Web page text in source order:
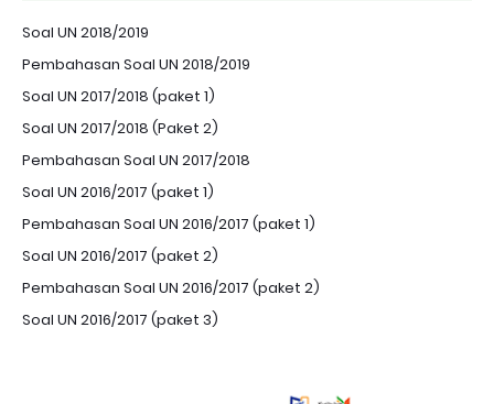
Soal UN 2018/2019
Pembahasan Soal UN 2018/2019
Soal UN 2017/2018 (paket 1)
Soal UN 2017/2018 (Paket 2)
Pembahasan Soal UN 2017/2018
Soal UN 2016/2017 (paket 1)
Pembahasan Soal UN 2016/2017 (paket 1)
Soal UN 2016/2017 (paket 2)
Pembahasan Soal UN 2016/2017 (paket 2)
Soal UN 2016/2017 (paket 3)